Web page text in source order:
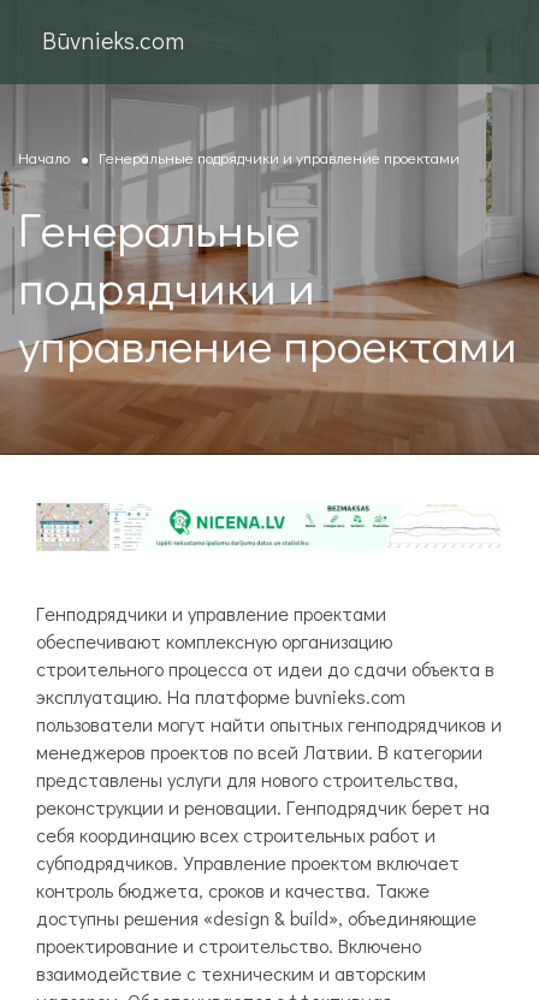
Būvnieks.com
Начало Генеральные подрядчики и управление проектами
Генеральные
подрядчики и
управление проектами
Генподрядчики и управление проектами
обеспечивают комплексную организацию
строительного процесса от идеи до сдачи объекта в
эксплуатацию. На платформе buvnieks.com
пользователи могут найти опытных генподрядчиков и
менеджеров проектов по всей Латвии. В категории
представлены услуги для нового строительства,
реконструкции и реновации. Генподрядчик берет на
себя координацию всех строительных работ и
субподрядчиков. Управление проектом включает
контроль бюджета, сроков и качества. Также
доступны решения «design & build», объединяющие
проектирование и строительство. Включено
взаимодействие с техническим и авторским